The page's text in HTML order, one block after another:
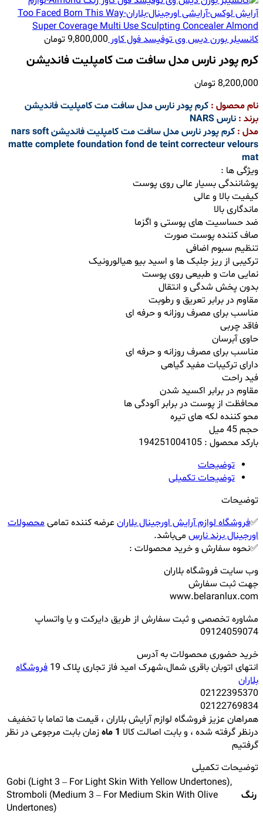
کانسیلر بورن دیس وی توفیسد فول کاور9,800,000تومان
کرم پودر نارس مدل سافت مت کامپلیت فاندیشن
8,200,000 تومان
نام محصول : کرم پودر نارس مدل سافت مت کامپلیت فاندیشن
برند : نارسNARS
مدل :
کرم پودر نارس مدل سافت مت کامپلیت فاندیشن nars soft
matte complete foundation fond de teint correcteur velours
mat
ویژگی ها :
پوشانندگی بسیار عالی روی پوست
کیفیت بالا و عالی
ماندگاری بالا
ضد حساسیت های پوستی و اگزما
صاف کننده پوست صورت
تنظیم سبوم اضافی
ترکیبی از ریز جلبک ها و اسید بیو هیالورونیک
نمایی مات و طبیعی روی پوست
بدون پخش شدگی و انتقال
مقاوم در برابر تعریق و رطوبت
مناسب برای مصرف روزانه و حرفه ای
فاقد چربی
حاوی آبرسان
مناسب برای مصرف روزانه و حرفه ای
دارای ترکیبات مفید گیاهی
فید راحت
مقاوم در برابر اکسید شدن
محافظت از پوست در برابر آلودگی ها
محو کننده لکه های تیره
حجم 45 میل
بارکد محصول : 194251004105
توضیحات
توضیحات تکمیلی
توضیحات
✅فروشگاه لوازم آرایش اورجینال بلارانعرضه کننده تمامیمحصولات
اورجینال برند نارس می‌باشد.
✅نحوه سفارش و خرید محصولات :
وب سایت فروشگاه بلاران
جهت ثبت سفارش
www.belaranlux.com
مشاوره تخصصی و ثبت سفارش از طریق دایرکت و یا واتساپ
09124059074
خرید حضوری محصولات به آدرس
انتهای اتوبان باقری شمال،شهرک امید فاز تجاری پلاک 19
فروشگاه
بلاران
02122395370
02122769834
همراهان عزیز فروشگاه لوازم آرایش بلاران ، قیمت ها تماما با تخفیف
درنظر گرفته شده ، و بابت اصالت کالا 1 ماه
زمان بابت مرجوعی در نظر
گرفتیم
توضیحات تکمیلی
رنگ
Gobi (Light 3 – For Light Skin With Yellow Undertones),
Stromboli (Medium 3 – For Medium Skin With Olive
Undertones)